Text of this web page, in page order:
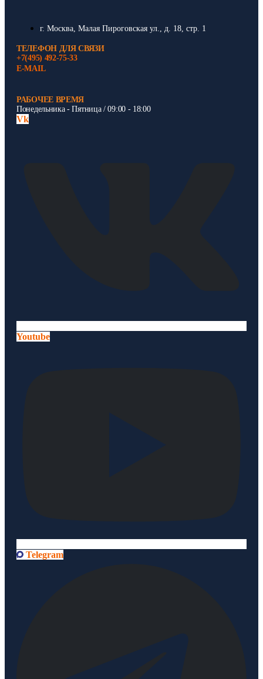
г. Москва, Малая Пироговская ул., д. 18, стр. 1
ТЕЛЕФОН ДЛЯ СВЯЗИ
+7(495) 492-75-33
E-MAIL
РАБОЧЕЕ ВРЕМЯ
Понедельника - Пятница / 09:00 - 18:00
Vk
Youtube
Telegram